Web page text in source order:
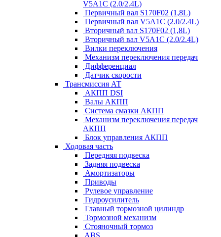
V5A1C (2.0/2.4L)
Первичный вал S170F02 (1,8L)
Первичный вал V5A1C (2.0/2.4L)
Вторичный вал S170F02 (1,8L)
Вторичный вал V5A1C (2.0/2.4L)
Вилки переключения
Механизм переключения передач
Дифференциал
Датчик скорости
Трансмиссия АТ
АКПП DSI
Валы АКПП
Система смазки АКПП
Механизм переключения передач
АКПП
Блок управления АКПП
Ходовая часть
Передняя подвеска
Задняя подвеска
Амортизаторы
Приводы
Рулевое управление
Гидроусилитель
Главный тормозной цилиндр
Тормозной механизм
Стояночный тормоз
ABS